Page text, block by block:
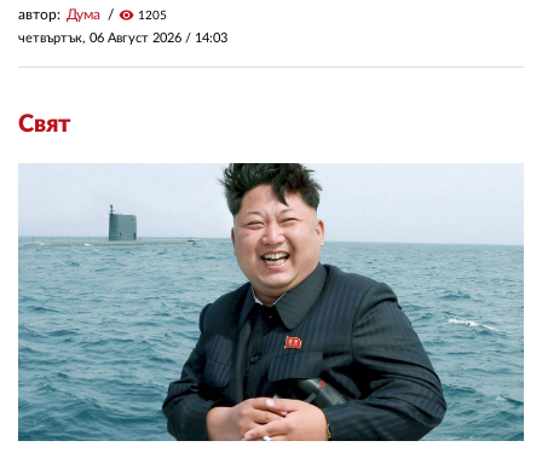
автор: Дума visibility 1205
четвъртък, 06 Август 2026 / 14:03
Свят